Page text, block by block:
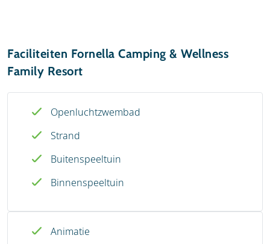
Faciliteiten Fornella Camping & Wellness
Family Resort
Openluchtzwembad
Strand
Buitenspeeltuin
Binnenspeeltuin
Animatie